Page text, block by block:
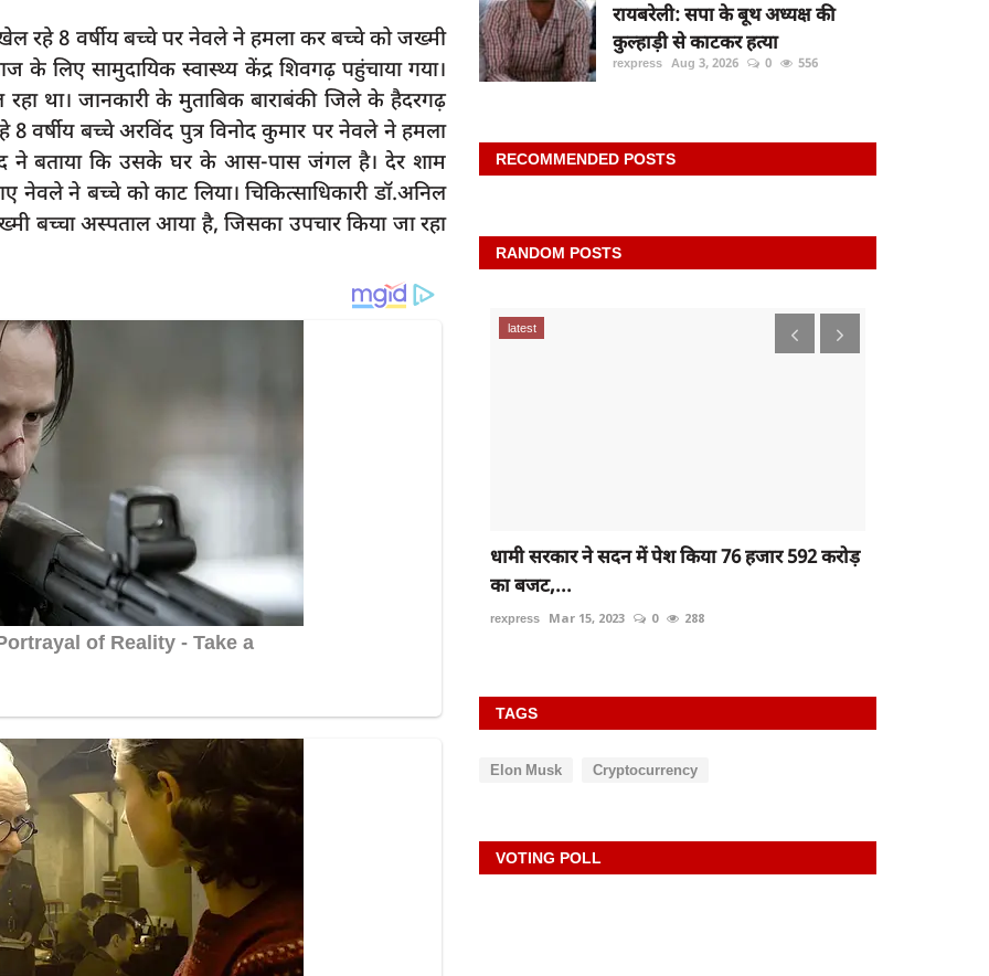
रहे 8 वर्षीय बच्चे पर नेवले ने हमला कर बच्चे को जख्मी
के लिए सामुदायिक स्वास्थ्य केंद्र शिवगढ़ पहुंचाया गया।
था। जानकारी के मुताबिक बाराबंकी जिले के हैदरगढ़
वर्षीय बच्चे अरविंद पुत्र विनोद कुमार पर नेवले ने हमला
ने बताया कि उसके घर के आस-पास जंगल है। देर शाम
ने बच्चे को काट लिया। चिकित्साधिकारी डॉ.अनिल
बच्चा अस्पताल आया है, जिसका उपचार किया जा रहा
रायबरेली: सपा के बूथ अध्यक्ष की
कुल्हाड़ी से काटकर हत्या
rexpress Aug 3, 2026 0 556
RECOMMENDED POSTS
RANDOM POSTS
रायबरेली-कमेटी करेगी अजंता हॉस्पिटल के खिलाफ
जांच, होगी...
rexpress Jun 28, 2025 0 164
latest
धामी सरकार ने सदन में पेश किया 76 हजार 592 करोड़
का बजट,...
rexpress Mar 15, 2023 0 288
TAGS
Elon Musk Cryptocurrency
VOTING POLL